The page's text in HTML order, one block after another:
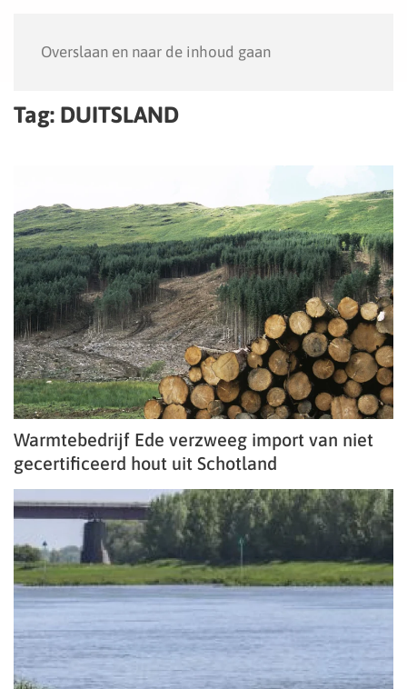
Overslaan en naar de inhoud gaan
Tag: DUITSLAND
Warmtebedrijf Ede verzweeg import van niet
gecertificeerd hout uit Schotland